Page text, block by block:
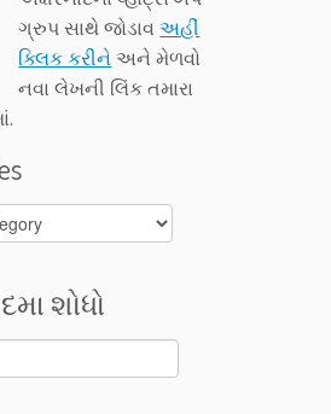
ગ્રુપ સાથે જોડાવઅહીં
ક્લિક કરીને અને મેળવો
નવા લેખની લિંક તમારા
શોધો